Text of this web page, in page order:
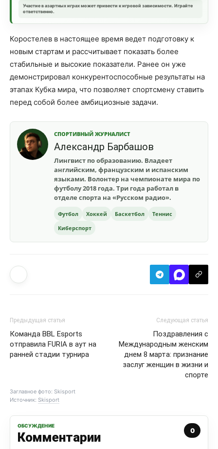
Участие в азартных играх может привести к игровой зависимости. Играйте
ответственно.
Коростелев в настоящее время ведет подготовку к
новым стартам и рассчитывает показать более
стабильные и высокие показатели. Ранее он уже
демонстрировал конкурентоспособные результаты на
этапах Кубка мира, что позволяет спортсмену ставить
перед собой более амбициозные задачи.
СПОРТИВНЫЙ ЖУРНАЛИСТ
Александр Барбашов
Лингвист по образованию. Владеет
английским, французским и испанским
языками. Волонтер на чемпионате мира по
футболу 2018 года. Три года работал в
отделе спорта на «Русском радио».
Футбол Хоккей Баскетбол
Теннис
Киберспорт
Предыдущая статья
Команда BBL Esports
отправила FURIA в аут на
ранней стадии турнира
Следующая статья
Поздравления с
Международным женским
днем 8 марта: признание
заслуг женщин в жизни и
спорте
Заглавное фото: Skisport
Источник: Skisport
ОБСУЖДЕНИЕ
Комментарии 0